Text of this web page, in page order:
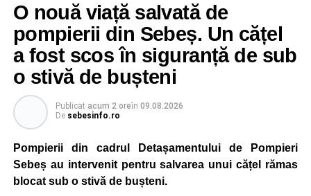
O nouă viață salvată de
pompierii din Sebeș. Un cățel
a fost scos în siguranță de sub
o stivă de bușteni
Publicat acum 2 oreîn 09.08.2026
De sebesinfo.ro
Pompierii din cadrul Detașamentului de Pompieri
Sebeș au intervenit pentru salvarea unui cățel rămas
blocat sub o stivă de bușteni.